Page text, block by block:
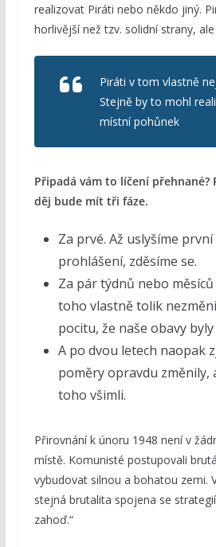
realizovat Piráti nebo někdo jiný.
horlivější než tzv. solidní strany,
Piráti v tom vlastně
Stejně by to mohl
místní pohůnek
Připadá vám to líčení přehnané?
děj bude mít tři fáze.
Za prvé. Až uslyšíme
prohlášení, zděsíme se.
Za pár týdnů nebo
toho vlastně tolik
pocitu, že naše obavy
A po dvou letech naopak
poměry opravdu změnily,
toho všimli.
Přirovnání k únoru 1948 není v
místě. Komunisté postupovali
vybudovat silnou a bohatou zemi.
stejná brutalita spojena se
zahoď.“